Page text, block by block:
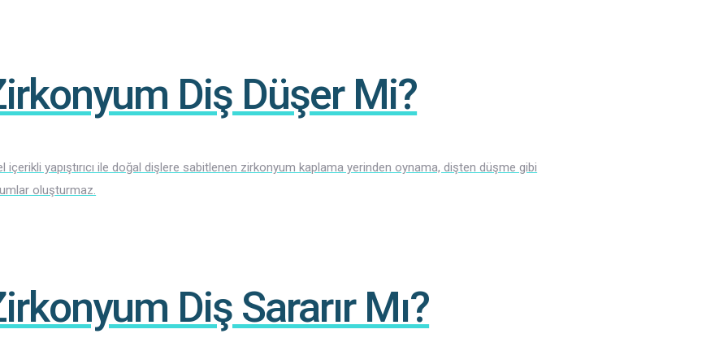
Diş Düşer Mi?
içerikli yapıştırıcı ile doğal dişlere sabitlenen zirkonyum kaplama yerinden oynama, dişten düşme gibi
oluşturmaz.
Diş Sararır Mı?